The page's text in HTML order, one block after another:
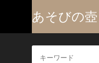
あそびの壺